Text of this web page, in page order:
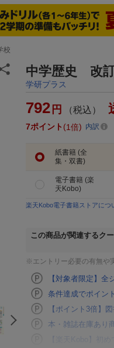
校
中学歴史 改
学研プラス
792 円 （税込）
7ポイント 1倍 内訳
紙書籍 (全
集・双書)
電子書籍 (楽
天Kobo)
楽天Kobo電子書籍ストアにつ
この商品が関連するク
※エントリー必要の有無や
【対象者限定】
条件達成でポイン
【ポイント3倍】
本・雑誌在庫あり
【楽天Kobo】初